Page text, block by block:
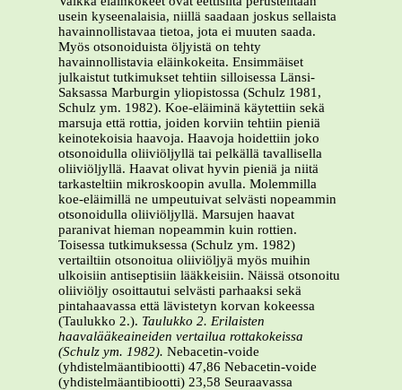
usein kyseenalaisia, niillä saadaan joskus sellaista
havainnollistavaa tietoa, jota ei muuten saada.
Myös otsonoiduista öljyistä on tehty
havainnollistavia eläinkokeita. Ensimmäiset
julkaistut tutkimukset tehtiin silloisessa Länsi-
Saksassa Marburgin yliopistossa (Schulz 1981,
Schulz ym. 1982). Koe-eläiminä käytettiin sekä
marsuja että rottia, joiden korviin tehtiin pieniä
keinotekoisia haavoja. Haavoja hoidettiin joko
otsonoidulla oliiviöljyllä tai pelkällä tavallisella
oliiviöljyllä. Haavat olivat hyvin pieniä ja niitä
tarkasteltiin mikroskoopin avulla. Molemmilla
koe-eläimillä ne umpeutuivat selvästi nopeammin
otsonoidulla oliiviöljyllä. Marsujen haavat
paranivat hieman nopeammin kuin rottien.
Toisessa tutkimuksessa (Schulz ym. 1982)
vertailtiin otsonoitua oliiviöljyä myös muihin
ulkoisiin antiseptisiin lääkkeisiin. Näissä otsonoitu
oliiviöljy osoittautui selvästi parhaaksi sekä
pintahaavassa että lävistetyn korvan kokeessa
(Taulukko 2.). Taulukko 2. Erilaisten
haavalääkeaineiden vertailua rottakokeissa
(Schulz ym. 1982). Nebacetin-voide
(yhdistelmäantibiootti) 47,86 Nebacetin-voide
(yhdistelmäantibiootti) 23,58 Seuraavassa